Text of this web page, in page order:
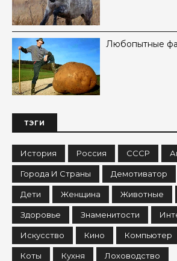
Любопытные
ТЭГИ
История Россия СССР
Города И Страны Демотиватор
Дети Женщина Животные
Здоровье Знаменитости
Искусство Кино Компьютер
Коты Кухня Лоховодство